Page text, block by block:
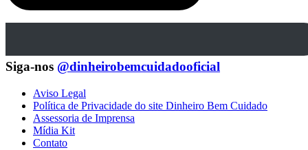
Siga-nos @dinheirobemcuidadooficial
Aviso Legal
Política de Privacidade do site Dinheiro Bem Cuidado
Assessoria de Imprensa
Mídia Kit
Contato